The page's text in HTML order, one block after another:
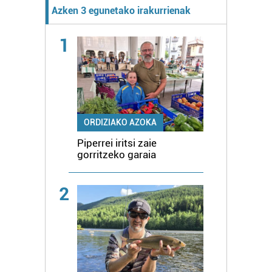
Azken 3 egunetako irakurrienak
1
ORDIZIAKO AZOKA
Piperrei iritsi zaie
gorritzeko garaia
2